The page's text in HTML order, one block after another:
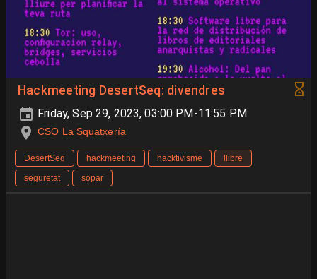
Hackmeeting DesertSeq: divendres
Friday, Sep 29, 2023, 03:00 PM-11:55 PM
CSO La Squatxería
DesertSeq hackmeeting hacktivisme
llibre
seguretat
sopar